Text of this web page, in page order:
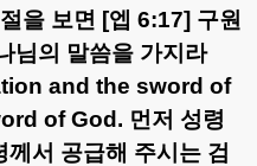
절을 보면 [엡 6:17] 구원
님의 말씀을 가지라
and the sword of
of God. 먼저 성령
서 공급해 주시는 검